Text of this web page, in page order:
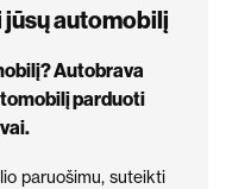
automobilį
Autobrava
parduoti
paruošimu, suteikti